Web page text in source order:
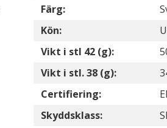
Färg:
Kön:
Vikt i stl 42 (g):
Vikt i stl. 38 (g):
Certifiering:
Skyddsklass: